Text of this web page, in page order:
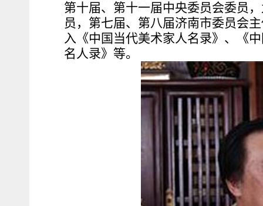
第十届、第十一届中央委员会委员
员，第七届、第八届济南市委员会
入《中国当代美术家人名录》、《
名人录》等。